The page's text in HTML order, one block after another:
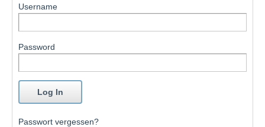
Username
Password
Passwort vergessen?